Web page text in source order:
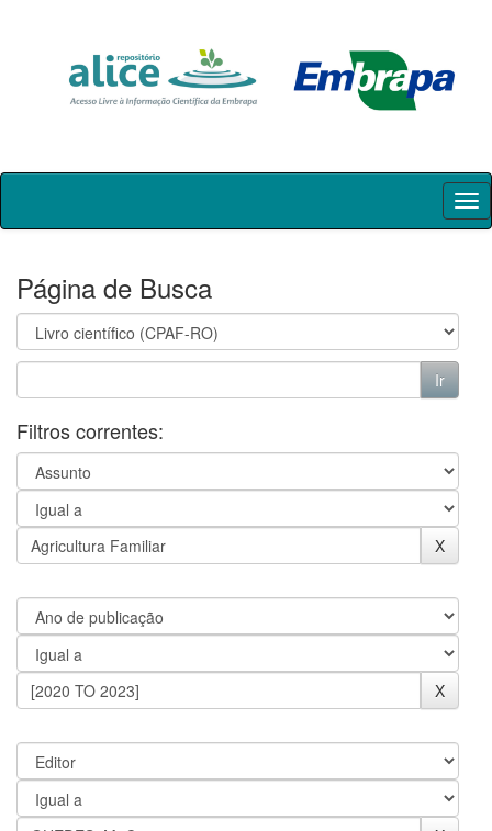
Skip
Página de Busca
Filtros correntes: